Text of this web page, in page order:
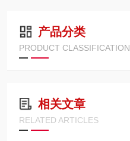
产品分类
PRODUCT CLASSIFICATION
相关文章
RELATED ARTICLES